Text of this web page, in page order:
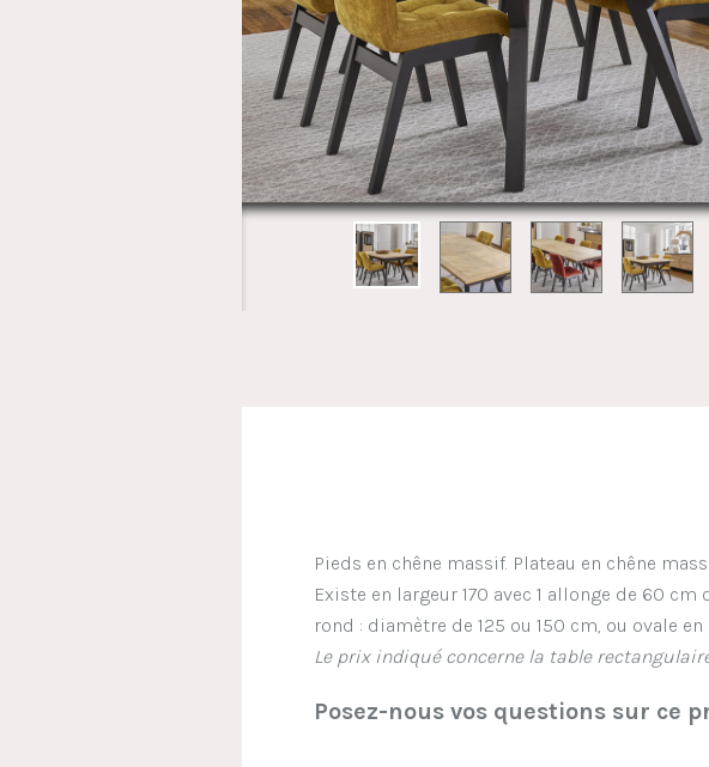
Pieds en chêne massif. Plateau en chêne
Existe en largeur 170 avec 1 allonge de 60
rond : diamètre de 125 ou 150 cm, ou ovale en
Le prix indiqué concerne la table
Posez-nous vos questions sur ce